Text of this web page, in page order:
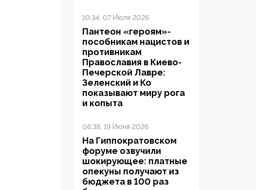
10:34, 07 Июля 2026
Пантеон «героям»-
пособникам нацистов и
противникам
Православия в Киево-
Печерской Лавре:
Зеленский и Ко
показывают миру рога
и копыта
06:38, 19 Июня 2026
На Гиппократовском
форуме озвучили
шокирующее: платные
опекуны получают из
бюджета в 100 раз